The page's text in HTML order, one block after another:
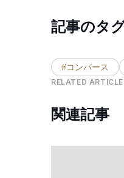
記事のタ
#コンバース
RELATED ARTICLE
関連記事